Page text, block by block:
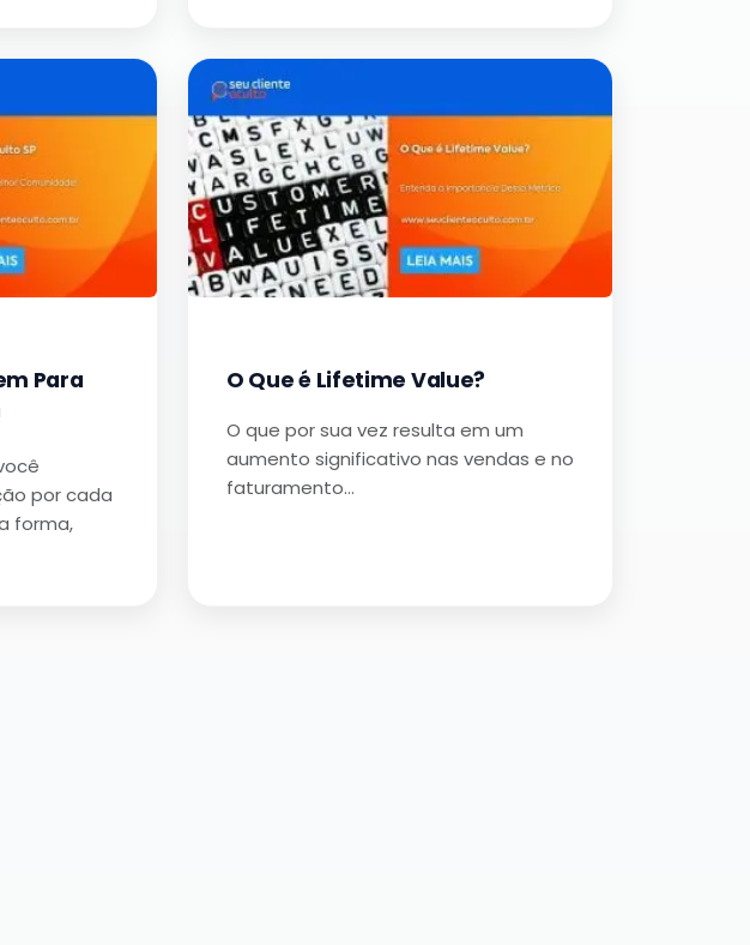
Para
por cada
forma,
O Que é Lifetime Value?
O que por sua vez resulta em um
aumento significativo nas vendas e no
faturamento…